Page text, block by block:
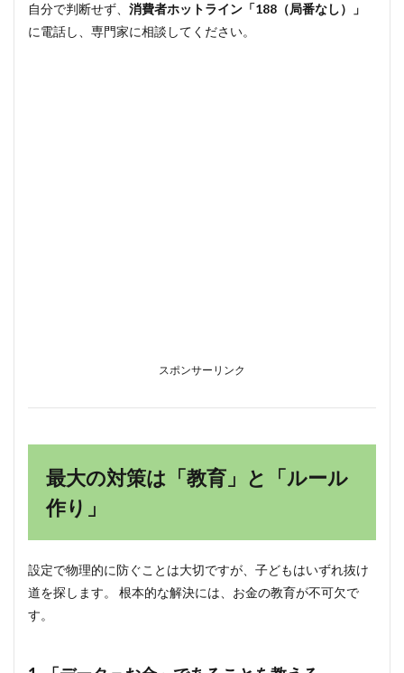
自分で判断せず、 消費者ホットライン「188（局番なし）」
に電話し、専門家に相談してください。
スポンサーリンク
最大の対策は「教育」と「ルール
作り」
設定で物理的に防ぐことは大切ですが、子どもはいずれ抜け
道を探します。 根本的な解決には、お金の教育が不可欠で
す。